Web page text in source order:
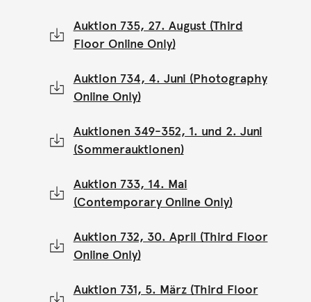
Auktion 735, 27. August (Third
Floor Online Only)
Auktion 734, 4. Juni (Photography
Online Only)
Auktionen 349-352, 1. und 2. Juni
(Sommerauktionen)
Auktion 733, 14. Mai
(Contemporary Online Only)
Auktion 732, 30. April (Third Floor
Online Only)
Auktion 731, 5. März (Third Floor